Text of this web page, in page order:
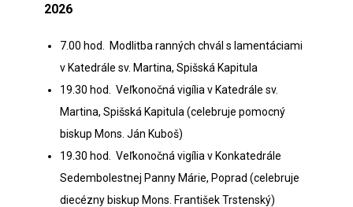
2026
7.00 hod. Modlitba ranných chvál s lamentáciami
v Katedrále sv. Martina, Spišská Kapitula
19.30 hod. Veľkonočná vigília v Katedrále sv.
Martina, Spišská Kapitula (celebruje pomocný
biskup Mons. Ján Kuboš)
19.30 hod. Veľkonočná vigília v Konkatedrále
Sedembolestnej Panny Márie, Poprad (celebruje
diecézny biskup Mons. František Trstenský)